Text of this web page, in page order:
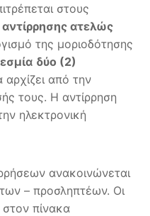
στους
αντίρρησης ατελώς
της μοριοδότησης
δύο (2)
αρχίζει από την
τους. Η αντίρρηση
ηλεκτρονική
ανακοινώνεται
– προσληπτέων. Οι
στον πίνακα